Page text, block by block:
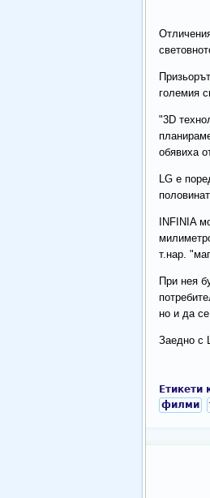
големия
"3D
обявиха
LG е
INFINIA
т.нар.
При нея
но и да
Заедно с
Етикети
филми